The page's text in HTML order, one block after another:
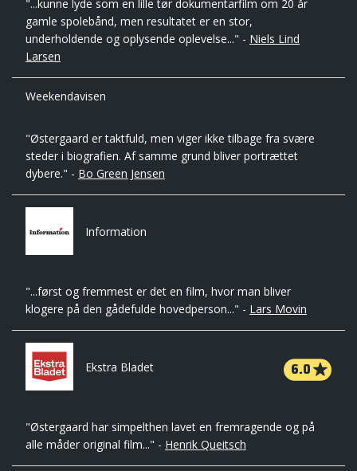
"...kunne lyde som en lille tør dokumentarfilm om 20 år
gamle spolebånd, men resultatet er en stor,
underholdende og oplysende oplevelse..." - Niels Lind
Larsen
Weekendavisen
"Østergaard er taktfuld, men viger ikke tilbage fra svære
steder i biografien. Af samme grund bliver portrættet
dybere." - Bo Green Jensen
Information
"...først og fremmest er det en film, hvor man bliver
klogere på den gådefulde hovedperson..." - Lars Movin
Ekstra Bladet 6.0
"Østergaard har simpelthen lavet en fremragende og på
alle måder original film..." - Henrik Queitsch